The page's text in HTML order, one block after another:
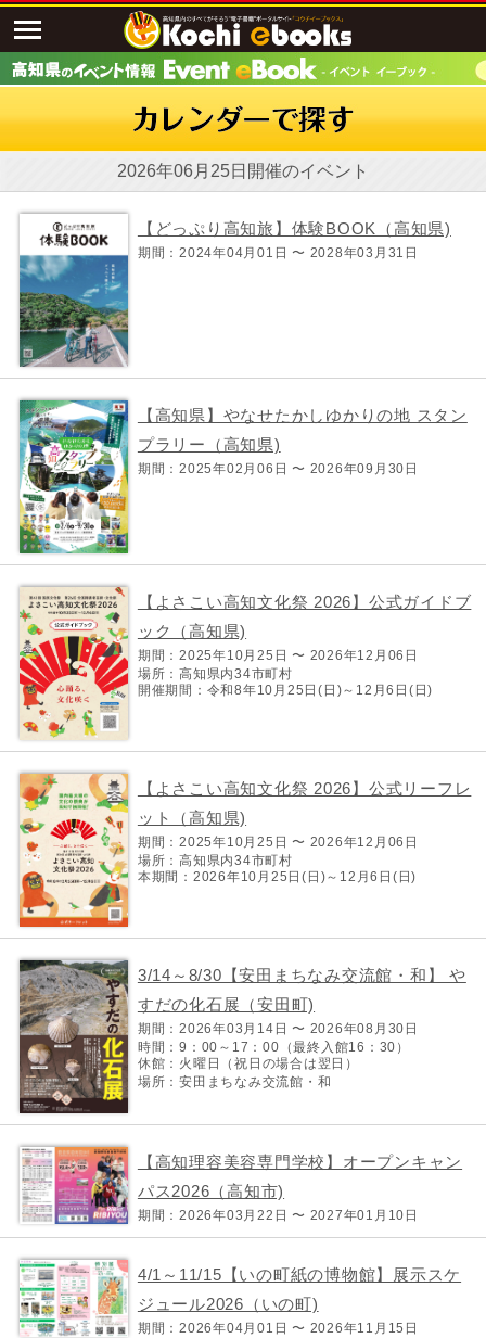
2026年06月25日開催のイベント
【どっぷり高知旅】体験BOOK（高知県)
期間：2024年04月01日 〜 2028年03月31日
【高知県】やなせたかしゆかりの地 スタン
プラリー（高知県)
期間：2025年02月06日 〜 2026年09月30日
【よさこい高知文化祭 2026】公式ガイドブ
ック（高知県)
期間：2025年10月25日 〜 2026年12月06日
場所：高知県内34市町村
開催期間：令和8年10月25日(日)～12月6日(日)
【よさこい高知文化祭 2026】公式リーフレ
ット（高知県)
期間：2025年10月25日 〜 2026年12月06日
場所：高知県内34市町村
本期間：2026年10月25日(日)～12月6日(日)
3/14～8/30【安田まちなみ交流館・和】 や
すだの化石展（安田町)
期間：2026年03月14日 〜 2026年08月30日
時間：9：00～17：00（最終入館16：30）
休館：火曜日（祝日の場合は翌日）
場所：安田まちなみ交流館・和
【高知理容美容専門学校】オープンキャン
パス2026（高知市)
期間：2026年03月22日 〜 2027年01月10日
4/1～11/15【いの町紙の博物館】展示スケ
ジュール2026（いの町)
期間：2026年04月01日 〜 2026年11月15日